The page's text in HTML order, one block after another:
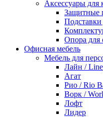
Аксессуары для
Защитные
Подставки
Опора для
Офисная мебель
Мебель для
Лайн / Line
Агат
Рио / Rio
Ворк /
Лофт
Лидер